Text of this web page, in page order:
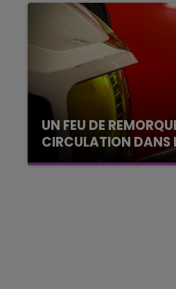
UN FEU DE
CIRCULATION DANS
Un feu de remorque